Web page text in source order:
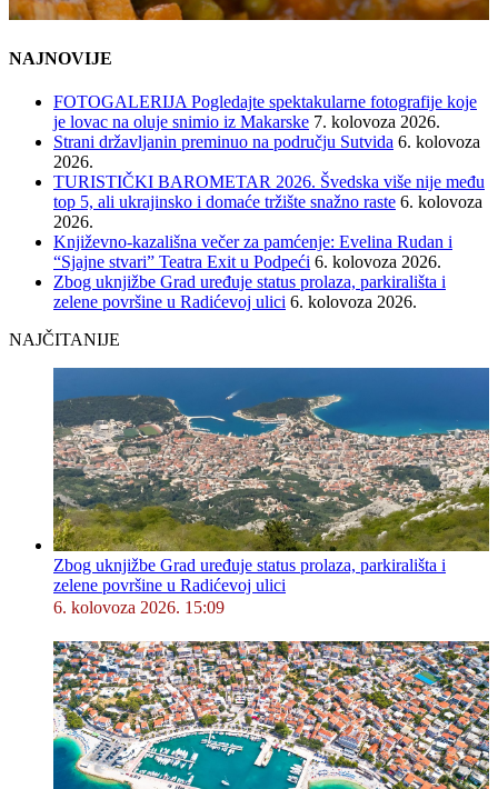
NAJNOVIJE
FOTOGALERIJA Pogledajte spektakularne fotografije koje
je lovac na oluje snimio iz Makarske 7. kolovoza 2026.
Strani državljanin preminuo na području Sutvida 6. kolovoza
2026.
TURISTIČKI BAROMETAR 2026. Švedska više nije među
top 5, ali ukrajinsko i domaće tržište snažno raste 6. kolovoza
2026.
Književno-kazališna večer za pamćenje: Evelina Rudan i
“Sjajne stvari” Teatra Exit u Podpeći 6. kolovoza 2026.
Zbog uknjižbe Grad uređuje status prolaza, parkirališta i
zelene površine u Radićevoj ulici 6. kolovoza 2026.
NAJČITANIJE
Zbog uknjižbe Grad uređuje status prolaza, parkirališta i
zelene površine u Radićevoj ulici
6. kolovoza 2026. 15:09